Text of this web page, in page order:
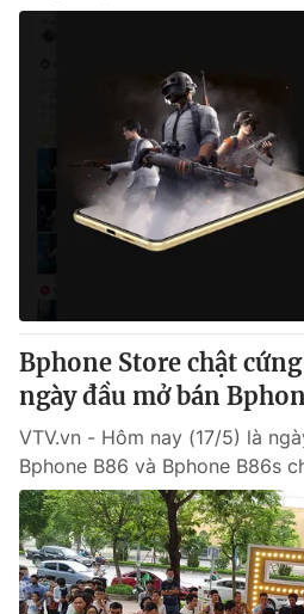
Bphone Store chật
ngày đầu mở bán
VTV.vn - Hôm nay (17/5) là
Bphone B86 và Bphone B86s